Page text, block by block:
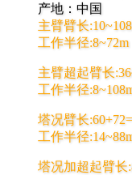
产地：中国
主臂臂长
工作半径:8~72m
主臂超起臂长
工作半径
塔况臂长
工作半径
塔况加超起臂长